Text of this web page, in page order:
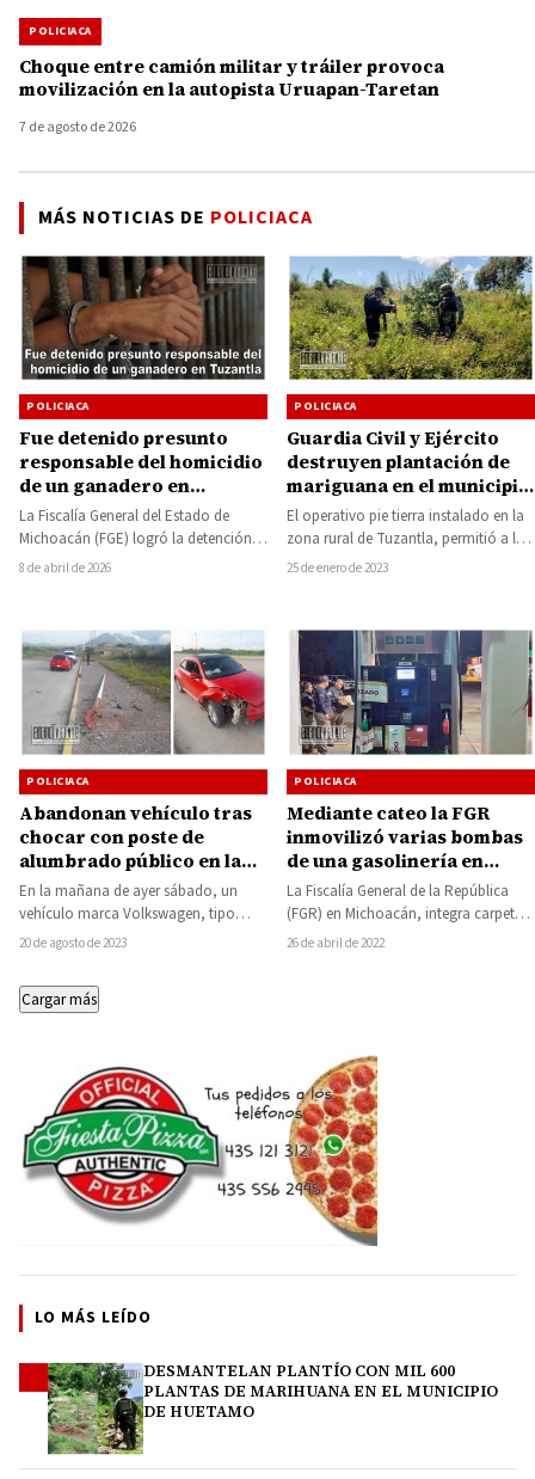
POLICIACA
Choque entre camión militar y tráiler provoca
movilización en la autopista Uruapan-Taretan
7 de agosto de 2026
MÁS NOTICIAS DE POLICIACA
POLICIACA
Fue detenido presunto
responsable del homicidio
de un ganadero en
Tuzantla
La Fiscalía General del Estado de
Michoacán (FGE) logró la detención
de Sergio “N”, presunto responsable
8 de abril de 2026
POLICIACA
Guardia Civil y Ejército
destruyen plantación de
mariguana en el municipio
de Tuzantla
El operativo pie tierra instalado en la
zona rural de Tuzantla, permitió a las
autoridades locales y federales,…
25 de enero de 2023
POLICIACA
Abandonan vehículo tras
chocar con poste de
alumbrado público en la
carretera Zitácuaro-
Huetamo
En la mañana de ayer sábado, un
vehículo marca Volkswagen, tipo
sedán, de la línea Beatle y color…
20 de agosto de 2023
POLICIACA
Mediante cateo la FGR
inmovilizó varias bombas
de una gasolinería en
Uruapan
La Fiscalía General de la República
(FGR) en Michoacán, integra carpeta
de investigación contra quien o
26 de abril de 2022
Cargar más
LO MÁS LEÍDO
DESMANTELAN PLANTÍO CON MIL 600
PLANTAS DE MARIHUANA EN EL MUNICIPIO
DE HUETAMO